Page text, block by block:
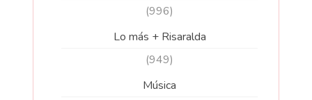
(996)
Lo más + Risaralda
(949)
Música